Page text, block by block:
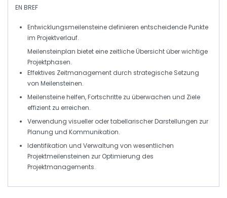
EN BREF
Entwicklungsmeilensteine definieren entscheidende Punkte
im Projektverlauf.
Meilensteinplan bietet eine zeitliche Übersicht über wichtige
Projektphasen.
Effektives Zeitmanagement durch strategische Setzung
von Meilensteinen.
Meilensteine helfen, Fortschritte zu überwachen und Ziele
effizient zu erreichen.
Verwendung visueller oder tabellarischer Darstellungen zur
Planung und Kommunikation.
Identifikation und Verwaltung von wesentlichen
Projektmeilensteinen zur Optimierung des
Projektmanagements.